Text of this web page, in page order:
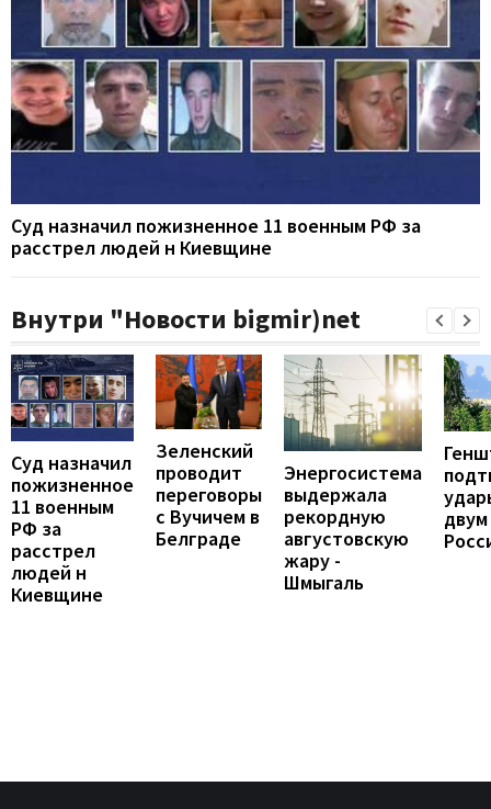
Суд назначил пожизненное 11 военным РФ за
расстрел людей н Киевщине
Внутри "Новости bigmir)net
Суд назначил
пожизненное
11 военным
РФ за
расстрел
людей н
Киевщине
Зеленский
проводит
переговоры
с Вучичем в
Белграде
Энергосистема
выдержала
рекордную
августовскую
жару -
Шмыгаль